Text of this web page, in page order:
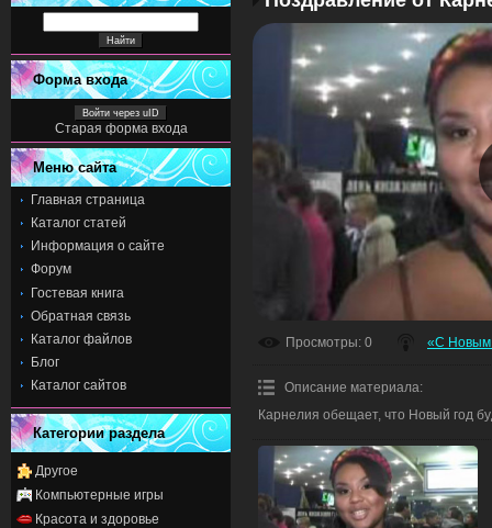
Форма входа
Войти через uID
Старая форма входа
Меню сайта
Главная страница
Каталог статей
Информация о сайте
Форум
Гостевая книга
Обратная связь
Каталог файлов
Блог
Каталог сайтов
Категории раздела
Другое
Компьютерные игры
Красота и здоровье
Просмотры: 0 «С Новым
Описание материала:
Карнелия обещает, что Новый год